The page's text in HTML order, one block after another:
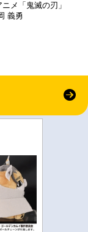
メ「鬼滅の刃」
義勇